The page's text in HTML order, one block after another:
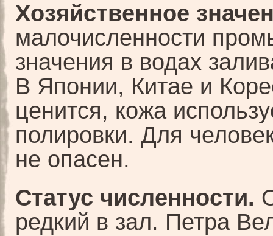
Хозяйственное
малочисленности
значения в водах
В Японии, Китае и
ценится, кожа
полировки. Для
не опасен.
Статус численности.
редкий в зал. Петра